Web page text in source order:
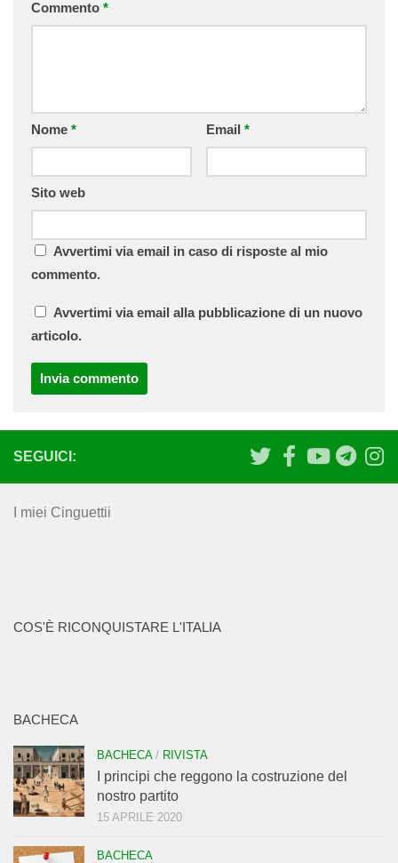
Commento *
Nome * Email *
Sito web
Avvertimi via email in caso di risposte al mio
commento.
Avvertimi via email alla pubblicazione di un nuovo
articolo.
SEGUICI:
I miei Cinguettii
COS'È RICONQUISTARE L'ITALIA
BACHECA
BACHECA/ RIVISTA
I principi che reggono la costruzione del
nostro partito
15 APRILE 2020
BACHECA